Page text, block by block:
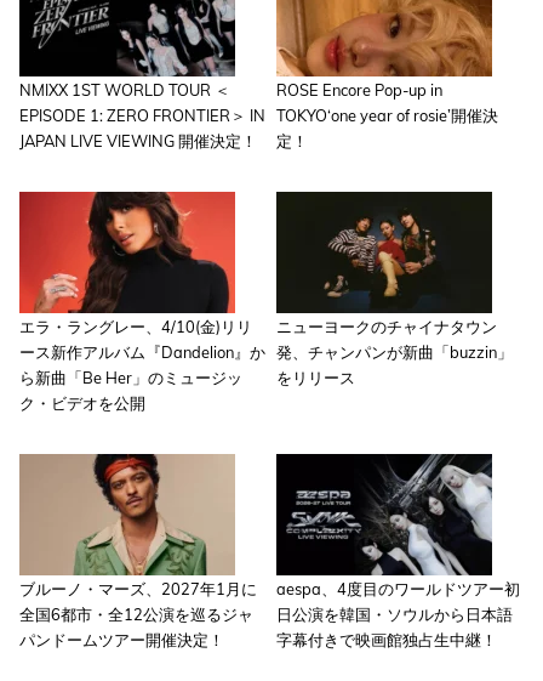
NMIXX 1ST WORLD TOUR ＜
EPISODE 1: ZERO FRONTIER＞ IN
JAPAN LIVE VIEWING 開催決定！
ROSE Encore Pop-up in
TOKYO‘one year of rosie’開催決
定！
エラ・ラングレー、4/10(金)リリ
ース新作アルバム『Dandelion』か
ら新曲「Be Her」のミュージッ
ク・ビデオを公開
ニューヨークのチャイナタウン
発、チャンパンが新曲「buzzin」
をリリース
ブルーノ・マーズ、2027年1月に
全国6都市・全12公演を巡るジャ
パンドームツアー開催決定！
aespa、4度目のワールドツアー初
日公演を韓国・ソウルから日本語
字幕付きで映画館独占生中継！